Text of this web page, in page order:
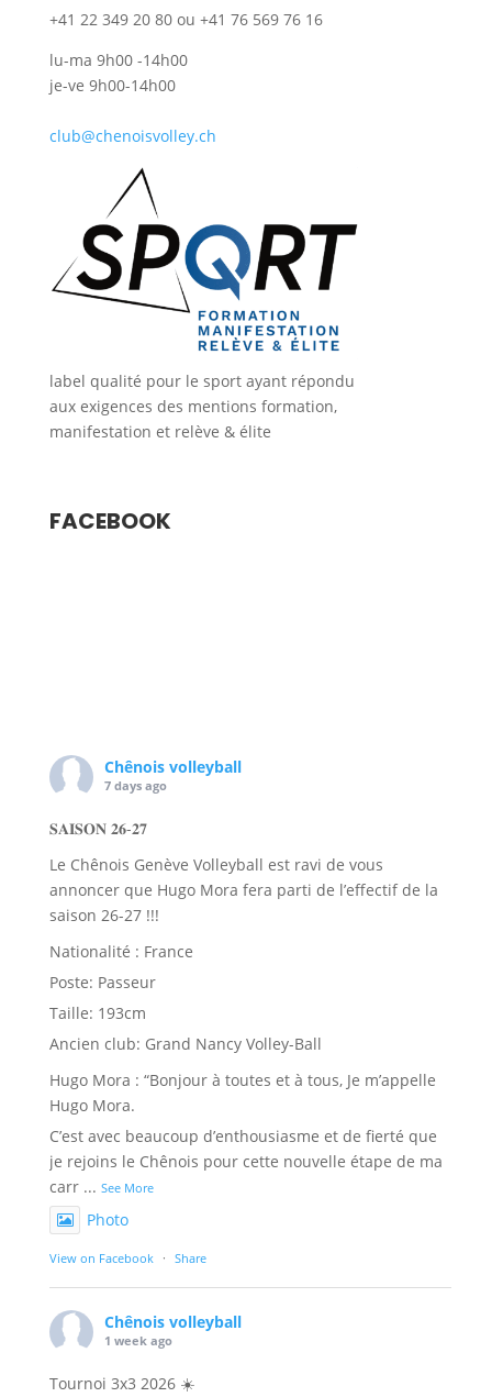
+41 22 349 20 80 ou +41 76 569 76 16
lu-ma 9h00 -14h00
je-ve 9h00-14h00
club@chenoisvolley.ch
label qualité pour le sport ayant répondu
aux exigences des mentions formation,
manifestation et relève & élite
FACEBOOK
Chênois volleyball
7 days ago
𝐒𝐀𝐈𝐒𝐎𝐍 𝟐𝟔-𝟐𝟕
Le Chênois Genève Volleyball est ravi de vous
annoncer que Hugo Mora fera parti de l’effectif de la
saison 26-27 !!!
Nationalité : France
Poste: Passeur
Taille: 193cm
Ancien club: Grand Nancy Volley-Ball
Hugo Mora : “Bonjour à toutes et à tous, Je m’appelle
Hugo Mora.
C’est avec beaucoup d’enthousiasme et de fierté que
je rejoins le Chênois pour cette nouvelle étape de ma
carr ... See More
Photo
View on Facebook · Share
Chênois volleyball
1 week ago
Tournoi 3x3 2026 ☀️